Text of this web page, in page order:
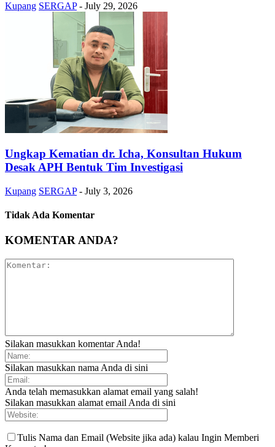
Kupang SERGAP - July 29, 2026
Ungkap Kematian dr. Icha, Konsultan Hukum
Desak APH Bentuk Tim Investigasi
Kupang SERGAP - July 3, 2026
Tidak Ada Komentar
KOMENTAR ANDA?
Silakan masukkan komentar Anda!
Silakan masukkan nama Anda di sini
Anda telah memasukkan alamat email yang salah!
Silakan masukkan alamat email Anda di sini
Tulis Nama dan Email (Website jika ada) kalau Ingin Memberi